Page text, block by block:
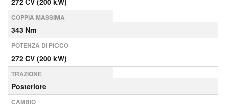
COPPIA MASSIMA
343 Nm
POTENZA DI PICCO
272 CV (200 kW)
TRAZIONE
Posteriore
CAMBIO